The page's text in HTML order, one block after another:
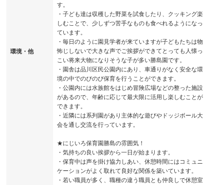
環境・他
す。
・子ども達は収穫した野菜を試食したり、クッキング楽
しむことで、少しずつ苦手なものも食べれるようになっ
ています。
・毎日のように園見学者が来ていますが子どもたちは物
怖じしないで大きな声でご挨拶ができてとっても人懐っ
こい将来大物になりそうな子が多い勝島園です。
・園舎は品川区民公園内にあり、車通りがなく安全な環
境の中でのびのび保育を行うことができます。
・公園内には水族館をはじめ冒険広場などの整った施設
があるので、年齢に応じて最大限に活用し楽しむことが
できます。
・近隣には系列園があり主体的な遊びやドッジボール大
会を通し交流を行っています。
★にじいろ保育園勝島の雰囲気！
・気持ちの良い挨拶から一日が始まります。
・保育中は声を掛け協力しあい、休憩時間にはコミュニ
ケーションがよく取れて良好な関係を築いています。
・若い職員が多く、職種の違う職員とも仲良しで休憩室